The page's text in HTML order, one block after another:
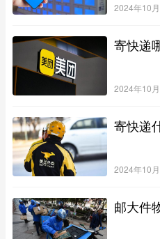
2024年10
寄快递
2024年10
寄快递
2024年10
邮大件